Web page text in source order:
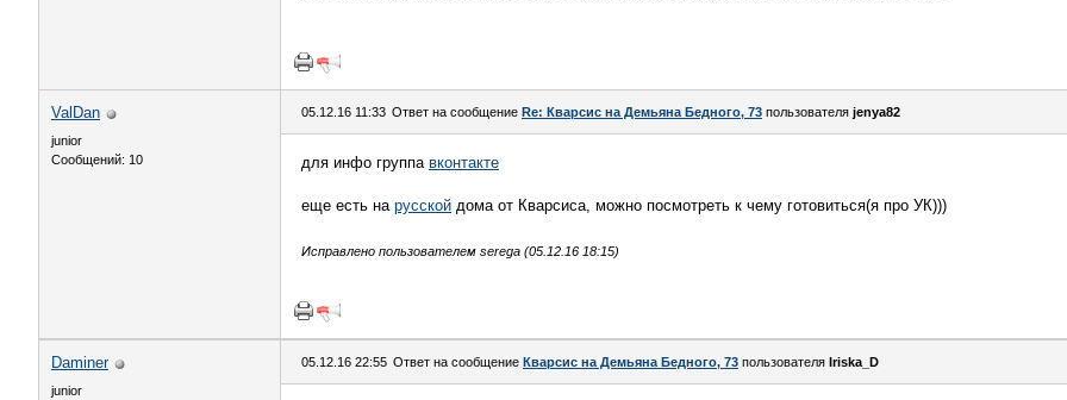
ValDan
junior
Сообщений: 10
05.12.16 11:33 Ответ на сообщение Re: Кварсис на Демьяна Бедного, 73 пользователя jenya82
для инфо группа вконтакте
еще есть на русской дома от Кварсиса, можно посмотреть к чему готовиться(я про УК)))
Исправлено пользователем serega (05.12.16 18:15)
Daminer
junior
05.12.16 22:55 Ответ на сообщение Кварсис на Демьяна Бедного, 73 пользователя Iriska_D